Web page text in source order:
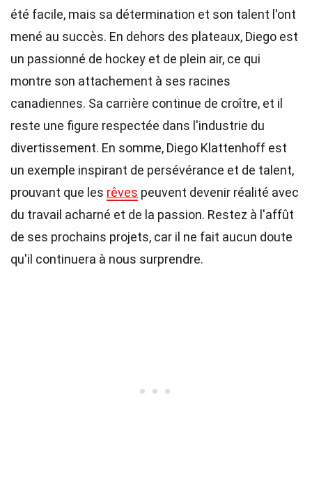
été facile, mais sa détermination et son talent l'ont
mené au succès. En dehors des plateaux, Diego est
un passionné de hockey et de plein air, ce qui
montre son attachement à ses racines
canadiennes. Sa carrière continue de croître, et il
reste une figure respectée dans l'industrie du
divertissement. En somme, Diego Klattenhoff est
un exemple inspirant de persévérance et de talent,
prouvant que les rêves peuvent devenir réalité avec
du travail acharné et de la passion. Restez à l'affût
de ses prochains projets, car il ne fait aucun doute
qu'il continuera à nous surprendre.